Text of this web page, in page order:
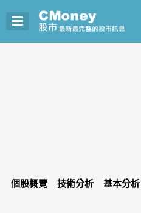
個股概覽 技術分析 基本分析